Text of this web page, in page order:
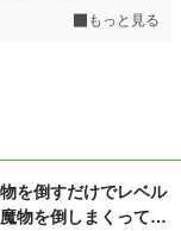
もっと見る
を倒すだけでレベル
物を倒しまくって異